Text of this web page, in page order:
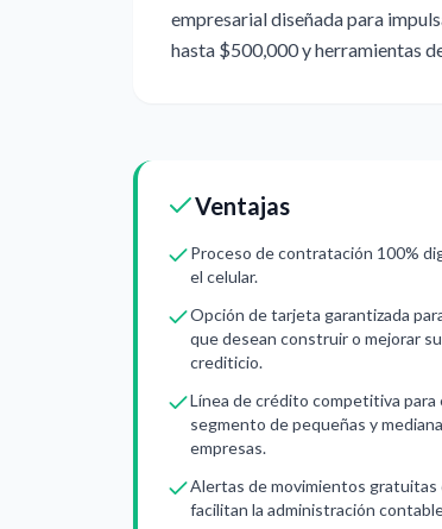
empresarial diseñada para
hasta $500,000 y herramientas
Ventajas
Proceso de contratación 100%
el celular.
Opción de tarjeta garantizada
que desean construir o mejorar
crediticio.
Línea de crédito competitiva para
segmento de pequeñas y
empresas.
Alertas de movimientos gratuitas
facilitan la administración